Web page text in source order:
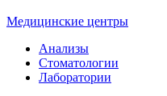
Медицинские центры
Анализы
Стоматологии
Лаборатории